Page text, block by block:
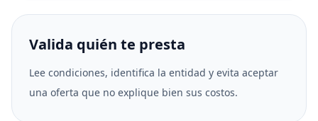
Valida quién te presta
Lee condiciones, identifica la entidad y evita aceptar
una oferta que no explique bien sus costos.